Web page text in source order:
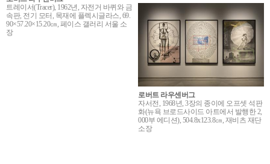
트레이서(Tracer), 1962년, 자전거 바퀴와 금
속판, 전기 모터, 목재에 플렉시글라스, 69.
90×57.20×15.20㎝, 페이스 갤러리 서울 소
장
로버트 라우센버그
자서전, 1968년, 3장의 종이에 오프셋 석판
화(뉴욕 브로드사이드 아트에서 발행한 2,
000부 에디션), 504.8x123.8㎝, 재비츠 재단
소장